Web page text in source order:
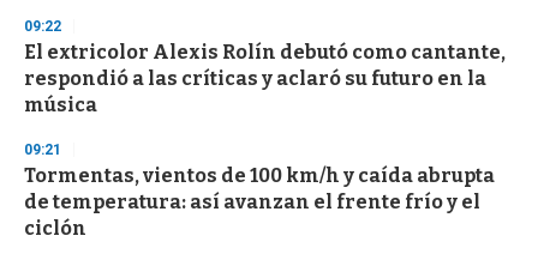
d
s
o
f
3
s
e
c
o
n
09:22
El extricolor Alexis Rolín debutó como cantante,
respondió a las críticas y aclaró su futuro en la
música
09:21
Tormentas, vientos de 100 km/h y caída abrupta
de temperatura: así avanzan el frente frío y el
ciclón